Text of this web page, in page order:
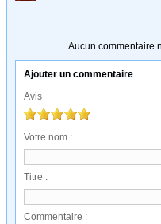
Aucun commentaire
Ajouter un commentaire
Avis
Votre nom :
Titre :
Commentaire :